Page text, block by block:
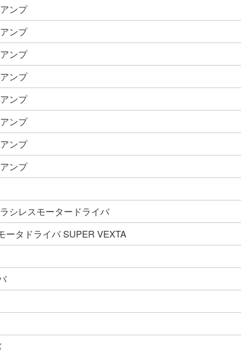
ンプ
ンプ
ンプ
ンプ
ンプ
ンプ
ンプ
ンプ
シレスモータードライバ
ータドライバ SUPER VEXTA